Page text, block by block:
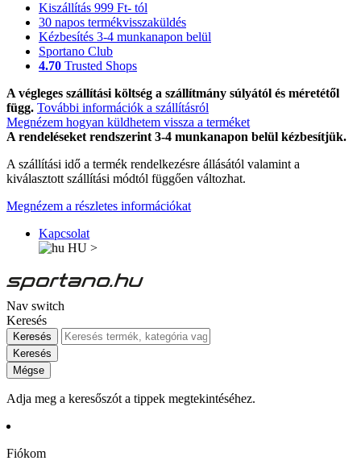
Kiszállítás 999 Ft- tól
30 napos termékvisszaküldés
Kézbesítés 3-4 munkanapon belül
Sportano Club
4.70 Trusted Shops
A végleges szállítási költség a szállítmány súlyától és méretétől
függ. További információk a szállításról
Megnézem hogyan küldhetem vissza a terméket
A rendeléseket rendszerint 3-4 munkanapon belül kézbesítjük.
A szállítási idő a termék rendelkezésre állásától valamint a
kiválasztott szállítási módtól függően változhat.
Megnézem a részletes információkat
Kapcsolat
HU >
Nav switch
Keresés
Keresés
Keresés
Mégse
Adja meg a keresőszót a tippek megtekintéséhez.
Fiókom